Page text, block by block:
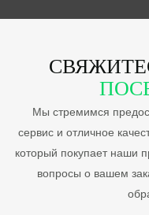
Мы стремимся
сервис и отличное
который покупает наши
вопросы о вашем